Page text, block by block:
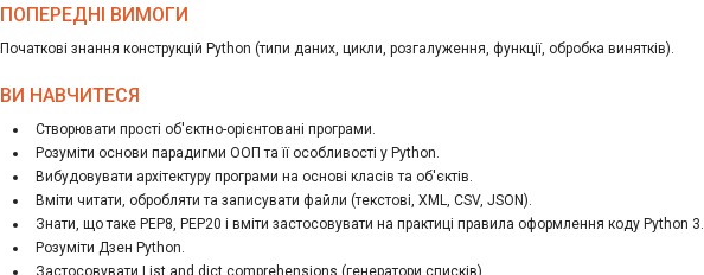
правильного оформлення коду за правилами PEP8.
ПОПЕРЕДНІ ВИМОГИ
Початкові знання конструкцій Python (типи даних, цикли, розгалуження, функції, обробка винятків).
ВИ НАВЧИТЕСЯ
Створювати прості об'єктно-орієнтовані програми.
Розуміти основи парадигми ООП та її особливості у Python.
Вибудовувати архітектуру програми на основі класів та об'єктів.
Вміти читати, обробляти та записувати файли (текстові, XML, CSV, JSON).
Знати, що таке РЕР8, РЕР20 і вміти застосовувати на практиці правила оформлення коду Python 3.
Розуміти Дзен Python.
Застосовувати List and dict comprehensions (генератори списків).